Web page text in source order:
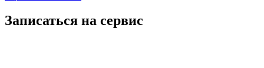
Записаться на сервис